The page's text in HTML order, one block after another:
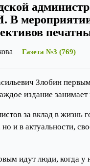
мероприятии
Газета №3 (769)
Злобин
издание
за вклад в жизнь
но и в актуальности,
идут люди, когда